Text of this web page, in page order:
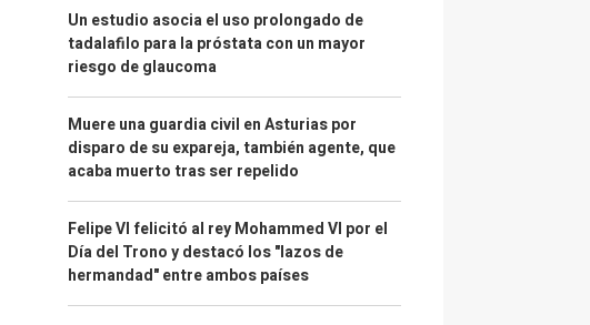
Un estudio asocia el uso prolongado de
tadalafilo para la próstata con un mayor
riesgo de glaucoma
Muere una guardia civil en Asturias por
disparo de su expareja, también agente, que
acaba muerto tras ser repelido
Felipe VI felicitó al rey Mohammed VI por el
Día del Trono y destacó los "lazos de
hermandad" entre ambos países